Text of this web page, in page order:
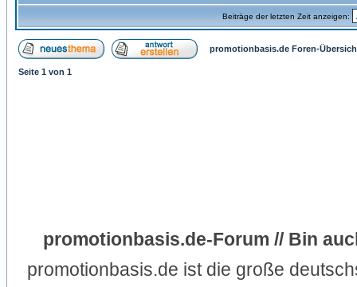
Beiträge der letzten Zeit anzeigen:
promotionbasis.de Foren-
Seite 1 von 1
promotionbasis.de-Forum // Bin
promotionbasis.de ist die große